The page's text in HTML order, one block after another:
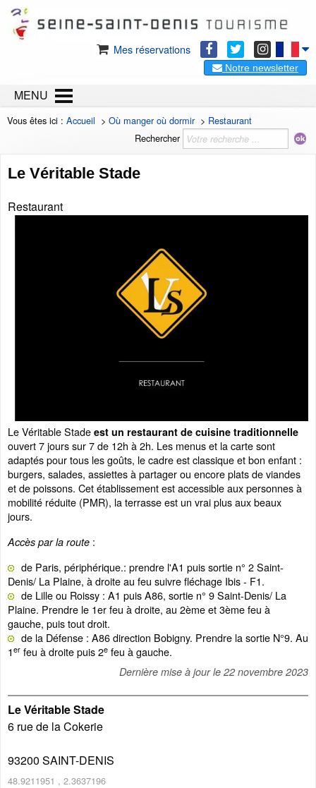
Mes réservations
Notre newsletter
MENU
Vous êtes ici : Accueil > Où manger où dormir> Restaurant
Rechercher
Le Véritable Stade
Restaurant
Le Véritable Stade est un restaurant de cuisine traditionnelle
ouvert 7 jours sur 7 de 12h à 2h. Les menus et la carte sont
adaptés pour tous les goûts, le cadre est classique et bon enfant :
burgers, salades, assiettes à partager ou encore plats de viandes
et de poissons. Cet établissement est accessible aux personnes à
mobilité réduite (PMR), la terrasse est un vrai plus aux beaux
jours.
Accès par la route :
de Paris, périphérique.: prendre l'A1 puis sortie n° 2 Saint-
Denis/ La Plaine, à droite au feu suivre fléchage Ibis - F1.
de Lille ou Roissy : A1 puis A86, sortie n° 9 Saint-Denis/ La
Plaine. Prendre le 1er feu à droite, au 2ème et 3ème feu à
gauche, puis tout droit.
de la Défense : A86 direction Bobigny. Prendre la sortie N°9. Au
1 er feu à droite puis 2e feu à gauche.
Dernière mise à jour le 22 novembre 2023
Le Véritable Stade
6 rue de la Cokerie
93200 SAINT-DENIS
48.9211951 , 2.3637196